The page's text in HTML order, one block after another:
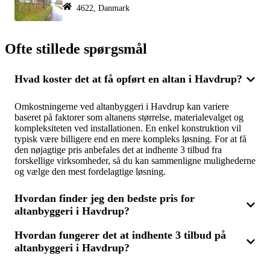
4622, Danmark
Ofte stillede spørgsmål
Hvad koster det at få opført en altan i Havdrup?
Omkostningerne ved altanbyggeri i Havdrup kan variere
baseret på faktorer som altanens størrelse, materialevalget og
kompleksiteten ved installationen. En enkel konstruktion vil
typisk være billigere end en mere kompleks løsning. For at få
den nøjagtige pris anbefales det at indhente 3 tilbud fra
forskellige virksomheder, så du kan sammenligne mulighederne
og vælge den mest fordelagtige løsning.
Hvordan finder jeg den bedste pris for
altanbyggeri i Havdrup?
For at opnå den bedste pris på altanbyggeri i Havdrup, bør du
indhente 3 tilbud fra forskellige firmaer, som har specialiseret
Hvordan fungerer det at indhente 3 tilbud på
altanbyggeri i Havdrup?